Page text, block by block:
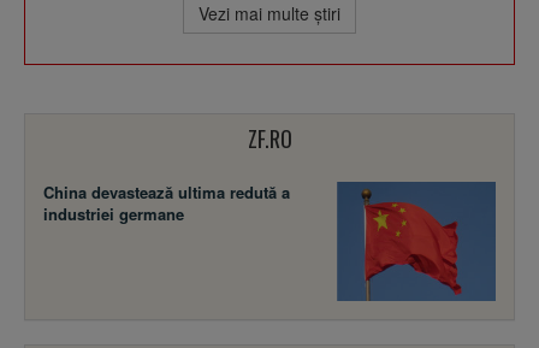
Vezi mai multe ştiri
ZF.RO
China devastează ultima redută a
industriei germane